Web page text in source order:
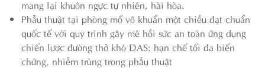
mang lại khuôn ngực tự nhiên, hài hòa.
Phẫu thuật tại phòng mổ vô khuẩn một chiều đạt chuẩn
quốc tế với quy trình gây mê hồi sức an toàn ứng dụng
chiến lược đường thở khó DAS: hạn chế tối đa biến
chứng, nhiễm trùng trong phẫu thuật